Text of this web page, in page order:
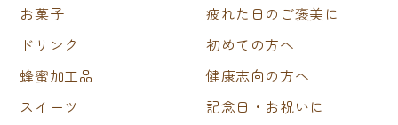
お菓子
ドリンク
蜂蜜加工品
スイーツ
疲れた日のご褒美に
初めての方へ
健康志向の方へ
記念日・お祝いに